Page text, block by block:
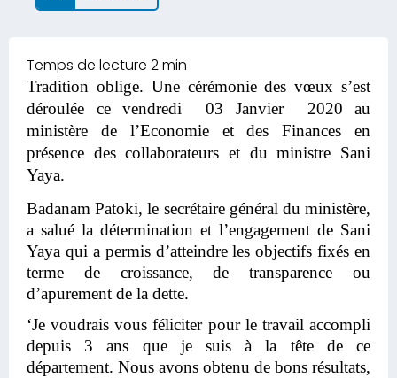
Tradition oblige. Une cérémonie des vœux s’est
déroulée ce vendredi 03 Janvier 2020 au
ministère de l’Economie et des Finances en
présence des collaborateurs et du ministre Sani
Yaya.
Badanam Patoki, le secrétaire général du ministère,
a salué la détermination et l’engagement de Sani
Yaya qui a permis d’atteindre les objectifs fixés en
terme de croissance, de transparence ou
d’apurement de la dette.
‘Je voudrais vous féliciter pour le travail accompli
depuis 3 ans que je suis à la tête de ce
département. Nous avons obtenu de bons résultats,